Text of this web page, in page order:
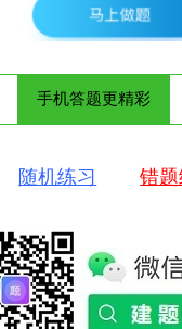
手机答题更精彩
随机练习 错题